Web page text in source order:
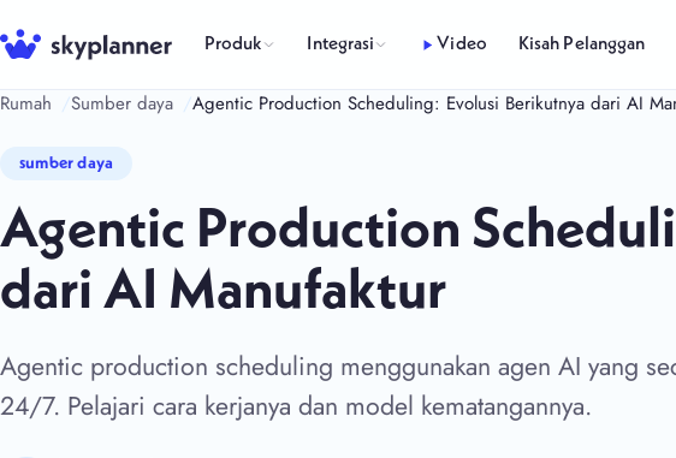
ke
isi
Produk Integrasi Video Kisah Pelanggan
Rumah Sumber daya Agentic Production Scheduling: Evolusi Berikutnya dari AI
sumber daya
Agentic Production
dari AI Manufaktur
Agentic production scheduling menggunakan agen AI yang
24/7. Pelajari cara kerjanya dan model kematangannya.